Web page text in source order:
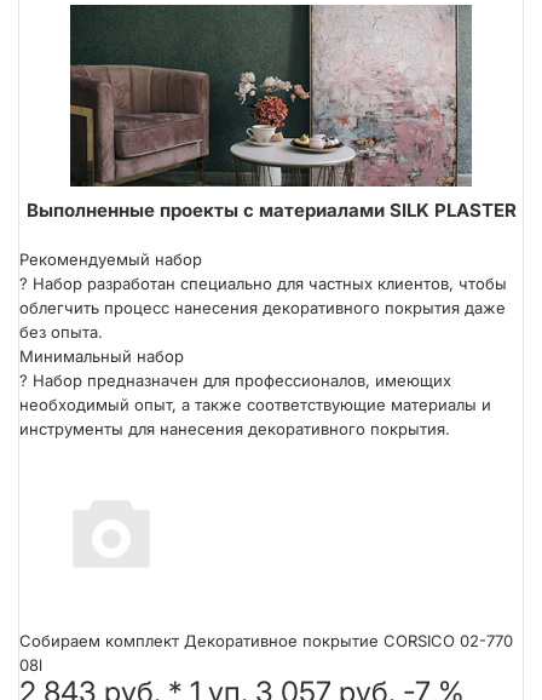
Выполненные проекты с материалами SILK PLASTER
Рекомендуемый набор
? Набор разработан специально для частных клиентов, чтобы
облегчить процесс нанесения декоративного покрытия даже
без опыта.
Минимальный набор
? Набор предназначен для профессионалов, имеющих
необходимый опыт, а также соответствующие материалы и
инструменты для нанесения декоративного покрытия.
Собираем комплект Декоративное покрытие CORSICO 02-770
08l
2 843 руб. * 1 уп. 3 057 руб. -7 %